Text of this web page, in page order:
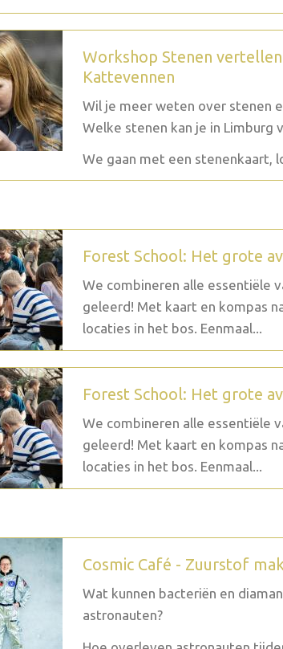
Workshop Stenen
Kattevennen
Wil je meer weten over stenen
Welke stenen kan je in Limburg
We gaan met een stenenkaart,
Forest School: Het grote
We combineren alle essentiële
geleerd! Met kaart en kompas
locaties in het bos. Eenmaal...
Forest School: Het grote
We combineren alle essentiële
geleerd! Met kaart en kompas
locaties in het bos. Eenmaal...
Cosmic Café - Zuurstof
Wat kunnen bacteriën en
astronauten?